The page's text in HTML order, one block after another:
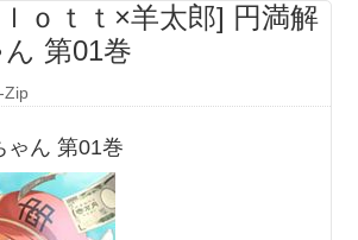
ｏｔｔ×羊太郎] 円満解
第01巻
Zip
ゃん 第01巻